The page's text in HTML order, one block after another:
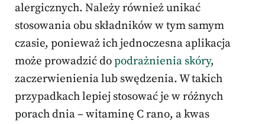
alergicznych. Należy również unikać
stosowania obu składników w tym samym
czasie, ponieważ ich jednoczesna aplikacja
może prowadzić dopodrażnienia skóry,
zaczerwienienia lub swędzenia. W takich
przypadkach lepiej stosować je w różnych
porach dnia – witaminę C rano, a kwas